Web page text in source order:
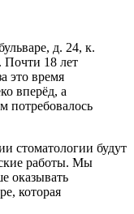
д. 24, к.
Почти 18 лет
это время
вперёд, а
потребовалось
стоматологии будут
работы. Мы
оказывать
которая